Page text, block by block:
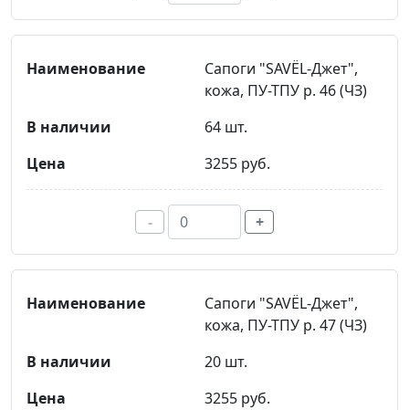
Сапоги "SAVЁL-Джет",
кожа, ПУ-ТПУ р. 46 (ЧЗ)
64 шт.
3255 руб.
- +
Сапоги "SAVЁL-Джет",
кожа, ПУ-ТПУ р. 47 (ЧЗ)
20 шт.
3255 руб.